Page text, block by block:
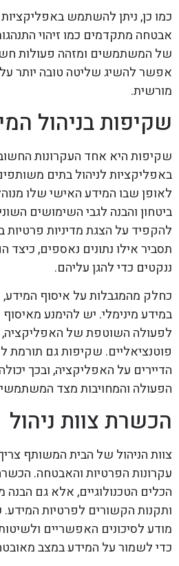
כמו כן, ניתן להשתמש באפליקציות
אבטחה מתקדמים כמו זיהוי
של המשתמשים ומזהה פעולות
אפשר להשיג שליטה טובה יותר
מורשית.
שקיפות בניהול
שקיפות היא אחד העקרונות
באפליקציות לניהול בתים
לאופן שבו המידע האישי שלו
ביטחון והבנה לגבי השימושים
להקפיד על הצגת מדיניות פרטיות
תסביר אילו נתונים נאספים, כיצד
ננקטים כדי להגן עליהם.
כחלק מהמגבלות על איסוף
במידע מינימלי. יש להימנע מאיסוף
לפעולה השוטפת של האפליקציה,
פוטנציאליים. שקיפות גם תורמת
הדיירים על האפליקציה, ובכך
הפעולה והמחויבות מצד
הכשרת צוות ניהול
צוות הניהול של הבית המשותף
עקרונות הפרטיות והאבטחה.
הכלים הטכנולוגיים, אלא גם
ותקנות הקשורים לפרטיות המידע.
מודע לסיכונים האפשריים
כדי לשמור על המידע במצב